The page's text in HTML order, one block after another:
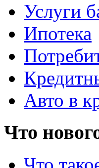
Услуги
Ипотека
Авто в
Что